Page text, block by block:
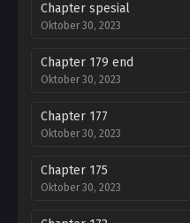
Chapter spesial
Oktober 30, 2023
Chapter 179 end
Oktober 30, 2023
Chapter 177
Oktober 30, 2023
Chapter 175
Oktober 30, 2023